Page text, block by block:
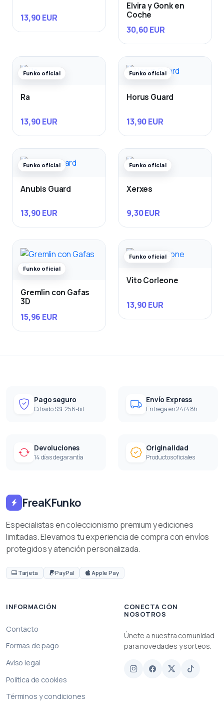
13,90 EUR
Elvira y Gonk en
Coche
30,60 EUR
Funko oficial
Ra
13,90 EUR
Funko oficial
Horus Guard
13,90 EUR
Funko oficial
Anubis Guard
13,90 EUR
Funko oficial
Xerxes
9,30 EUR
Funko oficial
Gremlin con Gafas
3D
15,96 EUR
Funko oficial
Vito Corleone
13,90 EUR
Pago seguro
Cifrado SSL 256-bit
Envío Express
Entrega en 24/48h
Devoluciones
14 días de garantía
Originalidad
Productos oficiales
FreaKFunko
Especialistas en coleccionismo premium y ediciones
limitadas. Elevamos tu experiencia de compra con envíos
protegidos y atención personalizada.
Tarjeta PayPal Apple Pay
INFORMACIÓN
Contacto
Formas de pago
Aviso legal
Política de cookies
Términos y condiciones
CONECTA CON
NOSOTROS
Únete a nuestra comunidad
para novedades y sorteos.